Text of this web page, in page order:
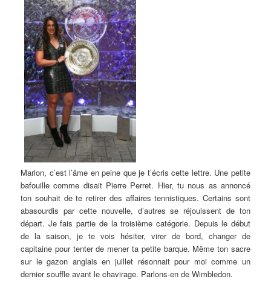
Marion, c’est l’âme en peine que je t’écris cette lettre. Une petite
bafouille comme disait Pierre Perret. Hier, tu nous as annoncé
ton souhait de te retirer des affaires tennistiques. Certains sont
abasourdis par cette nouvelle, d’autres se réjouissent de ton
départ. Je fais partie de la troisième catégorie. Depuis le début
de la saison, je te vois hésiter, virer de bord, changer de
capitaine pour tenter de mener ta petite barque. Même ton sacre
sur le gazon anglais en juillet résonnait pour moi comme un
dernier souffle avant le chavirage. Parlons-en de Wimbledon.